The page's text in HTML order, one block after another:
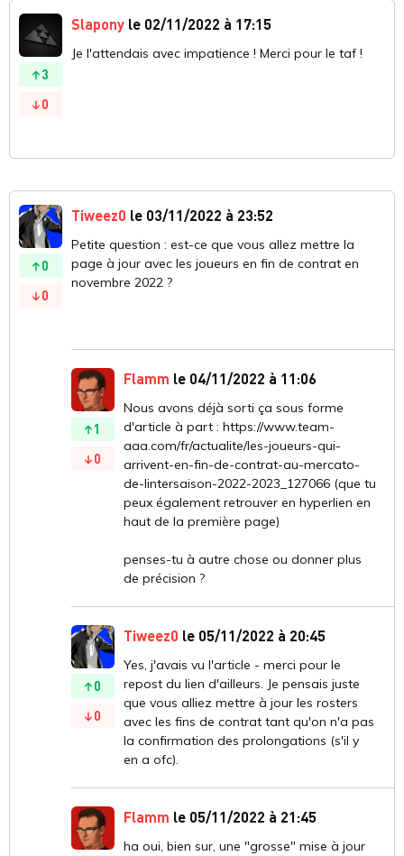
3
0
Slapony le 02/11/2022 à 17:15
Je l'attendais avec impatience ! Merci pour le taf !
0
0
Tiweez0 le 03/11/2022 à 23:52
Petite question : est-ce que vous allez mettre la
page à jour avec les joueurs en fin de contrat en
novembre 2022 ?
1
0
Flamm le 04/11/2022 à 11:06
Nous avons déjà sorti ça sous forme
d'article à part : https://www.team-
aaa.com/fr/actualite/les-joueurs-qui-
arrivent-en-fin-de-contrat-au-mercato-
de-lintersaison-2022-2023_127066 (que tu
peux également retrouver en hyperlien en
haut de la première page)
penses-tu à autre chose ou donner plus
de précision ?
0
0
Tiweez0 le 05/11/2022 à 20:45
Yes, j'avais vu l'article - merci pour le
repost du lien d'ailleurs. Je pensais juste
que vous alliez mettre à jour les rosters
avec les fins de contrat tant qu'on n'a pas
la confirmation des prolongations (s'il y
en a ofc).
Flamm le 05/11/2022 à 21:45
ha oui, bien sur, une "grosse" mise à jour